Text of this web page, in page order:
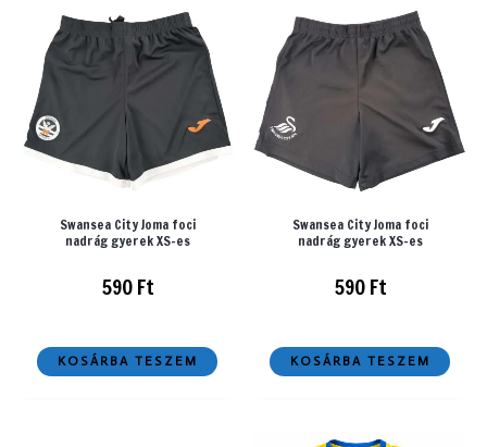
Swansea City Joma foci
nadrág gyerek XS-es
590Ft
KOSÁRBA TESZEM
Swansea City Joma foci
nadrág gyerek XS-es
590Ft
KOSÁRBA TESZEM